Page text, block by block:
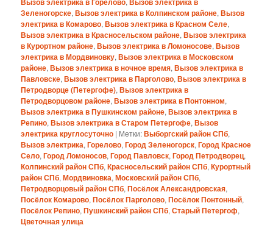
Зеленогорске,Вызов электрика в Колпинском районе,Вызов
электрика в Комарово,Вызов электрика в Красном Селе,
Вызов электрика в Красносельском районе,Вызов электрика
в Курортном районе,Вызов электрика в Ломоносове,Вызов
электрика в Мордвиновку,Вызов электрика в Московском
районе,Вызов электрика в ночное время,Вызов электрика в
Павловске,Вызов электрика в Парголово,Вызов электрика в
Петродворце (Петергофе),Вызов электрика в
Петродворцовом районе,Вызов электрика в Понтонном,
Вызов электрика в Пушкинском районе,Вызов электрика в
Репино,Вызов электрика в Старом Петергофе,Вызов
электрика круглосуточно | Метки:Выборгский район СПб,
Вызов электрика,Горелово,Город Зеленогорск,Город Красное
Село,Город Ломоносов,Город Павловск,Город Петродворец,
Колпинский район СПб,Красносельский район СПб,Курортный
район СПб,Мордвиновка,Московский район СПб,
Петродворцовый район СПб,Посёлок Александровская,
Посёлок Комарово,Посёлок Парголово,Посёлок Понтонный,
Посёлок Репино,Пушкинский район СПб,Старый Петергоф,
Цветочная улица